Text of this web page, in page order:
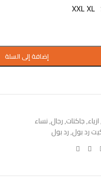
XL
XXL
إضافة إلى السلة
,ازياء,جاكتات,رجال,نساء
رد بول,رد بول